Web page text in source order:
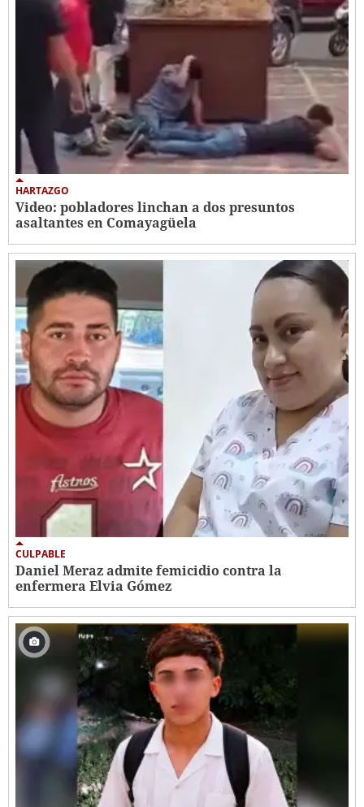
HARTAZGO
Video: pobladores linchan a dos presuntos
asaltantes en Comayagüela
CULPABLE
Daniel Meraz admite femicidio contra la
enfermera Elvia Gómez